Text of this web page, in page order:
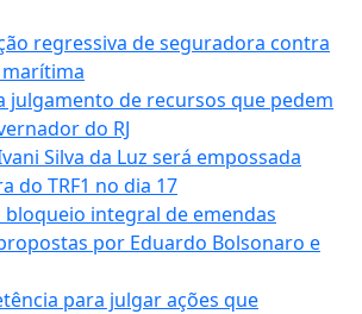
regressiva de seguradora contra
julgamento de recursos que pedem
do RJ
Silva da Luz será empossada
do TRF1 no dia 17
integral de emendas
por Eduardo Bolsonaro e
para julgar ações que